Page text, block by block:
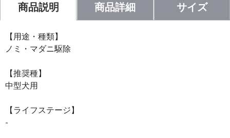
商品説明 商品詳細 サイズ
【用途・種類】
ノミ・マダニ駆除
【推奨種】
中型犬用
【ライフステージ】
-